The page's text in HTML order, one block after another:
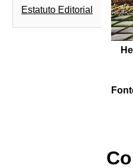
Estatuto Editorial